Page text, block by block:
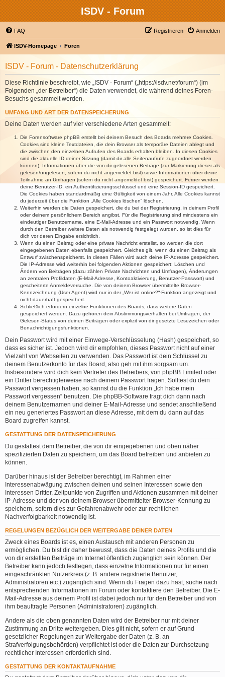
ISDV - Forum
FAQ Anmelden
Registrieren
ISDV-Homepage Foren
ISDV - Forum - Datenschutzerklärung
Diese Richtlinie beschreibt, wie „ISDV - Forum“ („https://isdv.net/forum“) (im
Folgenden „der Betreiber“) die Daten verwendet, die während deines Foren-
Besuchs gesammelt werden.
UMFANG UND ART DER DATENSPEICHERUNG
Deine Daten werden auf vier verschiedene Arten gesammelt:
Die Forensoftware phpBB erstellt bei deinem Besuch des Boards mehrere Cookies.
Cookies sind kleine Textdateien, die dein Browser als temporäre Dateien ablegt und
die zwischen den einzelnen Aufrufen des Boards erhalten bleiben. In diesen Cookies
sind die aktuelle ID deiner Sitzung (damit dir alle Seitenaufrufe zugeordnet werden
können), Informationen über die von dir gelesenen Beiträge (zur Markierung dieser als
gelesen/ungelesen; sofern du nicht angemeldet bist) sowie Informationen über deine
Teilnahme an Umfragen (sofern du nicht angemeldet bist) gespeichert. Ferner werden
deine Benutzer-ID, ein Authentifizierungsschlüssel und eine Session-ID gespeichert.
Die Cookies haben standardmäßig eine Gültigkeit von einem Jahr. Alle Cookies kannst
du jederzeit über die Funktion „Alle Cookies löschen“ löschen.
Weiterhin werden die Daten gespeichert, die du bei der Registrierung, in deinem Profil
oder deinem persönlichem Bereich angibst. Für die Registrierung sind mindestens ein
eindeutiger Benutzername, eine E-Mail-Adresse und ein Passwort notwendig. Wenn
durch den Betreiber weitere Daten als notwendig festgelegt wurden, so ist dies für
dich vor deren Eingabe ersichtlich.
Wenn du einen Beitrag oder eine private Nachricht erstellst, so werden die dort
eingegebenen Daten ebenfalls gespeichert. Gleiches gilt, wenn du einen Beitrag als
Entwurf zwischenspeicherst. In diesen Fällen wird auch deine IP-Adresse gespeichert.
Die IP-Adresse wird weiterhin bei folgenden Aktionen gespeichert: Löschen und
Ändern von Beiträgen (dazu zählen Private Nachrichten und Umfragen), Änderungen
an zentralen Profildaten (E-Mail-Adresse, Kontoaktivierung, Benutzer-Passwort) und
gescheiterte Anmeldeversuche. Die von deinem Browser übermittelte Browser-
Kennzeichnung (User Agent) wird nur in der „Wer ist online?“-Funktion angezeigt und
nicht dauerhaft gespeichert.
Schließlich erfordern einzelne Funktionen des Boards, dass weitere Daten
gespeichert werden. Dazu gehören dein Abstimmungsverhalten bei Umfragen, der
Gelesen-Status von deinen Beiträgen oder explizit von dir gesetzte Lesezeichen oder
Benachrichtigungsfunktionen.
Dein Passwort wird mit einer Einwege-Verschlüsselung (Hash) gespeichert, so
dass es sicher ist. Jedoch wird dir empfohlen, dieses Passwort nicht auf einer
Vielzahl von Webseiten zu verwenden. Das Passwort ist dein Schlüssel zu
deinem Benutzerkonto für das Board, also geh mit ihm sorgsam um.
Insbesondere wird dich kein Vertreter des Betreibers, von phpBB Limited oder
ein Dritter berechtigterweise nach deinem Passwort fragen. Solltest du dein
Passwort vergessen haben, so kannst du die Funktion „Ich habe mein
Passwort vergessen“ benutzen. Die phpBB-Software fragt dich dann nach
deinem Benutzernamen und deiner E-Mail-Adresse und sendet anschließend
ein neu generiertes Passwort an diese Adresse, mit dem du dann auf das
Board zugreifen kannst.
GESTATTUNG DER DATENSPEICHERUNG
Du gestattest dem Betreiber, die von dir eingegebenen und oben näher
spezifizierten Daten zu speichern, um das Board betreiben und anbieten zu
können.
Darüber hinaus ist der Betreiber berechtigt, im Rahmen einer
Interessenabwägung zwischen deinen und seinen Interessen sowie den
Interessen Dritter, Zeitpunkte von Zugriffen und Aktionen zusammen mit deiner
IP-Adresse und der von deinem Browser übermittelter Browser-Kennung zu
speichern, sofern dies zur Gefahrenabwehr oder zur rechtlichen
Nachverfolgbarkeit notwendig ist.
REGELUNGEN BEZÜGLICH DER WEITERGABE DEINER DATEN
Zweck eines Boards ist es, einen Austausch mit anderen Personen zu
ermöglichen. Du bist dir daher bewusst, dass die Daten deines Profils und die
von dir erstellten Beiträge im Internet öffentlich zugänglich sein können. Der
Betreiber kann jedoch festlegen, dass einzelne Informationen nur für einen
eingeschränkten Nutzerkreis (z. B. andere registrierte Benutzer,
Administratoren etc.) zugänglich sind. Wenn du Fragen dazu hast, suche nach
entsprechenden Informationen im Forum oder kontaktiere den Betreiber. Die E-
Mail-Adresse aus deinem Profil ist dabei jedoch nur für den Betreiber und von
ihm beauftragte Personen (Administratoren) zugänglich.
Andere als die oben genannten Daten wird der Betreiber nur mit deiner
Zustimmung an Dritte weitergeben. Dies gilt nicht, sofern er auf Grund
gesetzlicher Regelungen zur Weitergabe der Daten (z. B. an
Strafverfolgungsbehörden) verpflichtet ist oder die Daten zur Durchsetzung
rechtlicher Interessen erforderlich sind.
GESTATTUNG DER KONTAKTAUFNAHME